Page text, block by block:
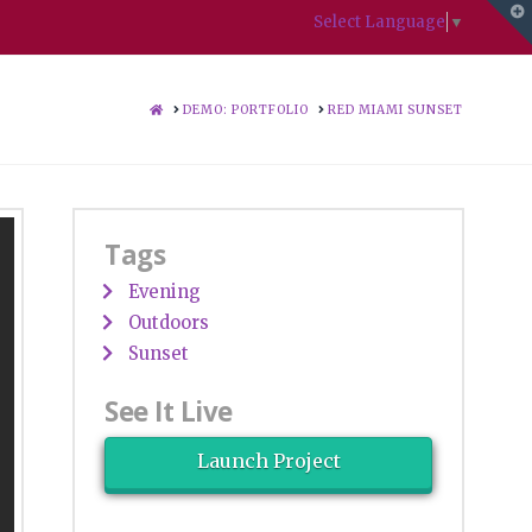
Select Language ▼
HOME
DEMO: PORTFOLIO RED MIAMI SUNSET
Tags
Evening
Outdoors
Sunset
See It Live
Launch Project